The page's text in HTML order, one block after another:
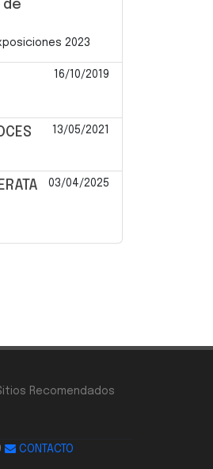
de
2023
16/10/2019
13/05/2021
03/04/2025
Recomendados
CONTACTO